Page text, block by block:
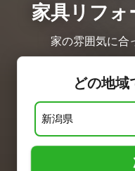
家具リフォ
家の雰囲気に合
どの地域